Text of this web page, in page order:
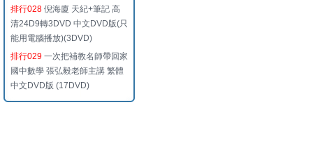
排行028 倪海廈 天紀+筆記 高
清24D9轉3DVD 中文DVD版(只
能用電腦播放)(3DVD)
排行029 一次把補教名師帶回家
國中數學 張弘毅老師主講 繁體
中文DVD版 (17DVD)